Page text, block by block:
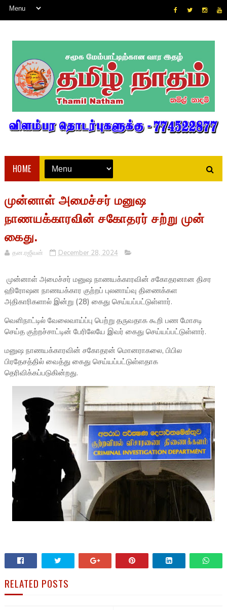
HOME
முன்னாள் அமைச்சர் மனுஷ
நாணயக்காரவின் சகோதரர் சற்று முன்
கைது.
தன.ரஜீவன் December 28, 2024
முன்னாள் அமைச்சர் மனுஷ நாணயக்காரவின் சகோதரனான திசர
ஹிரோஷன நாணயக்கார குற்றப் புலனாய்வு திணைக்கள
அதிகாரிகளால் இன்று (28) கைது செய்யப்பட்டுள்ளார்.
வெளிநாட்டில் வேலைவாய்ப்பு பெற்று தருவதாக கூறி பண மோசடி
செய்த குற்றச்சாட்டின் பேரிலேயே இவர் கைது செய்யப்பட்டுள்ளார்.
மனுஷ நாணயக்காரவின் சகோதரன் மொனராகலை, பிபில
பிரதேசத்தில் வைத்து கைது செய்யப்பட்டுள்ளதாக
தெரிவிக்கப்படுகின்றது.
RELATED POSTS